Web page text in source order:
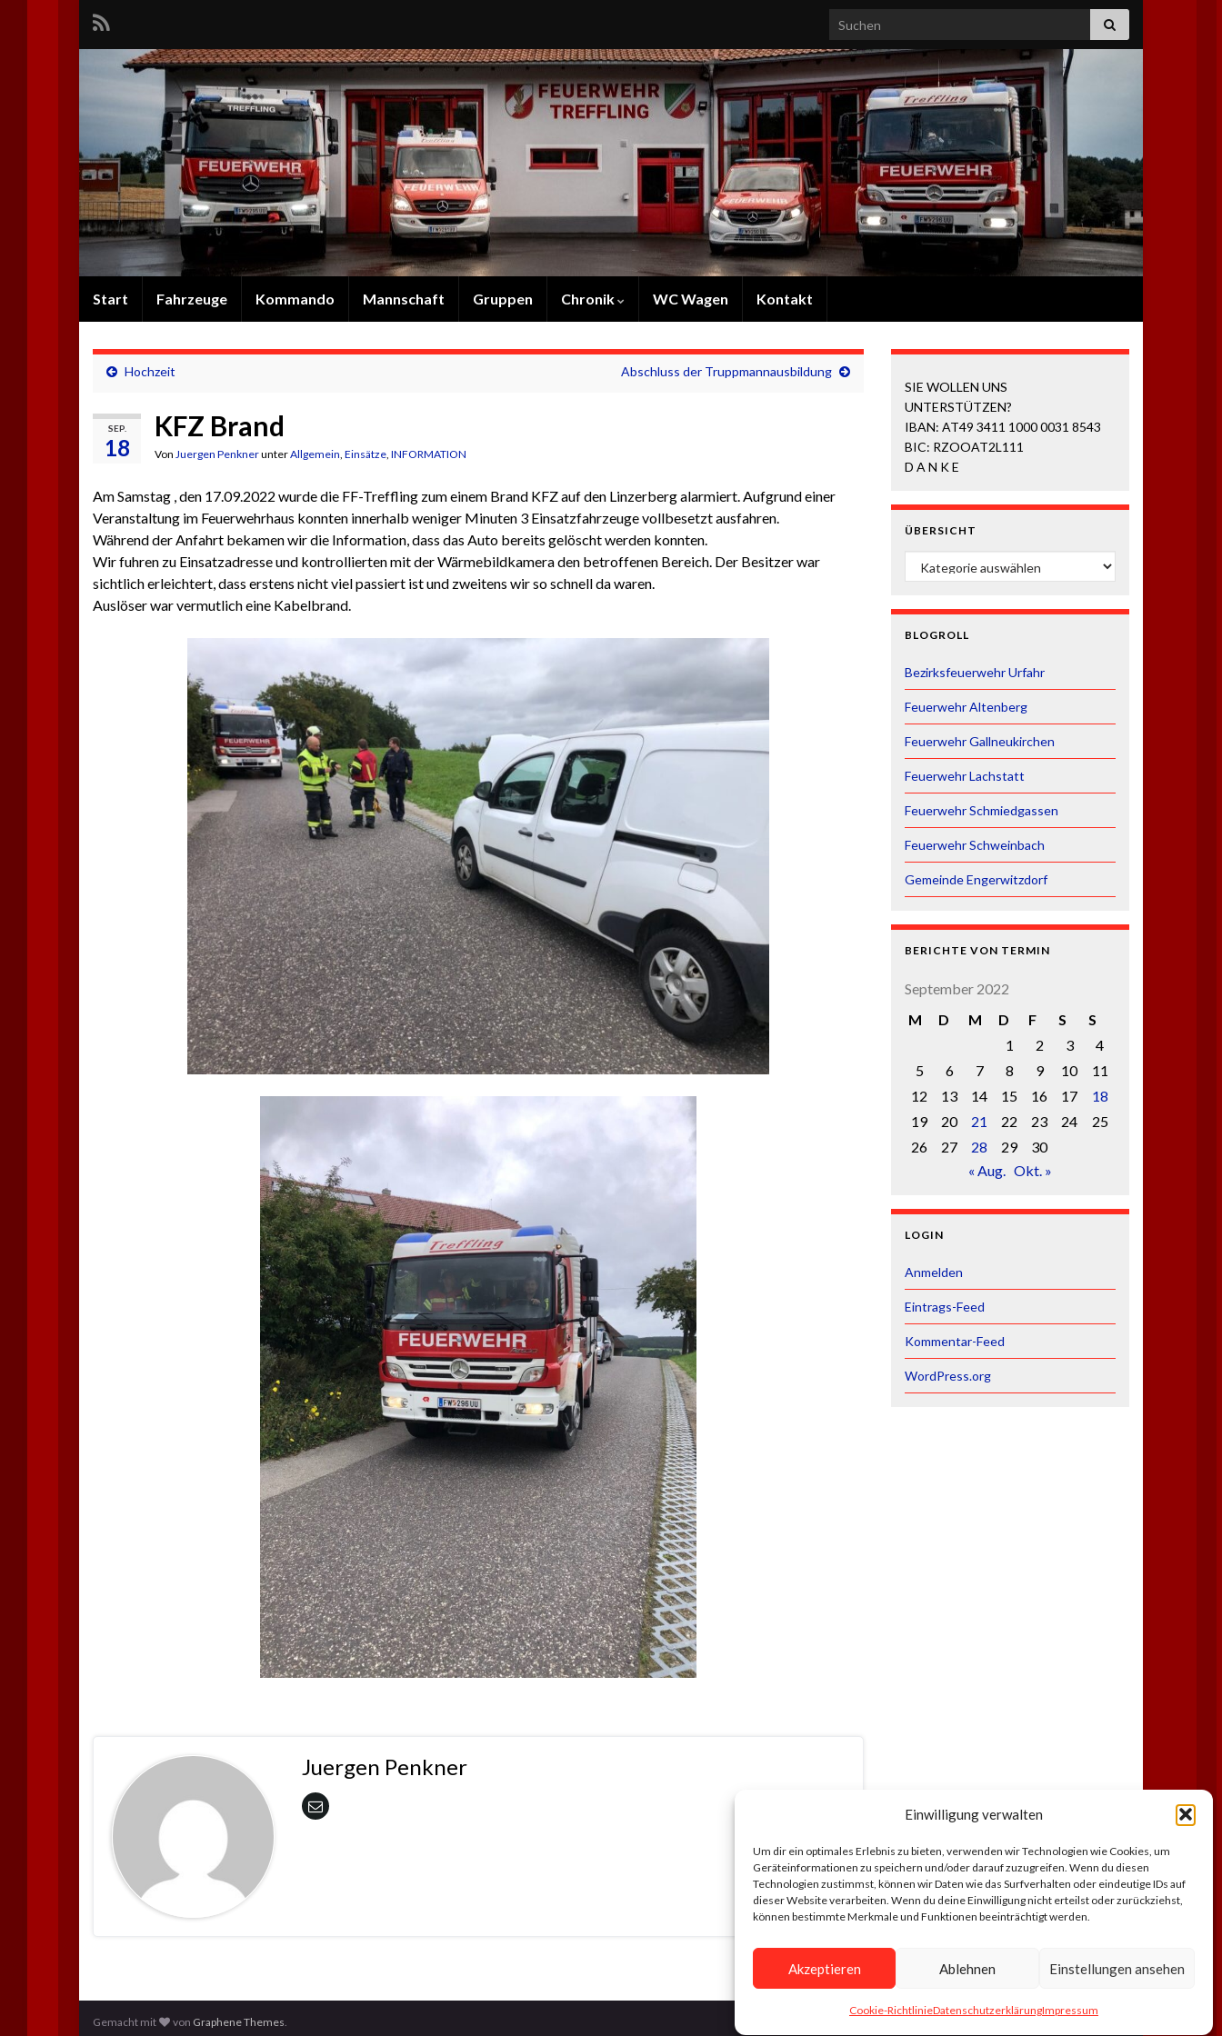
Einwilligung verwalten
Um dir ein optimales Erlebnis zu bieten, verwenden wir Technologien wie Cookies, um
Geräteinformationen zu speichern und/oder darauf zuzugreifen. Wenn du diesen
Technologien zustimmst, können wir Daten wie das Surfverhalten oder eindeutige IDs auf
dieser Website verarbeiten. Wenn du deine Einwilligung nicht erteilst oder zurückziehst,
können bestimmte Merkmale und Funktionen beeinträchtigt werden.
Akzeptieren Ablehnen Einstellungen ansehen
Cookie-RichtlinieDatenschutzerklärungImpressum
Search for:
Start Fahrzeuge Kommando Mannschaft Gruppen Chronik WC Wagen Kontakt
Hochzeit Abschluss der Truppmannausbildung
SEP.
18
KFZ Brand
Von Juergen PenknerunterAllgemein, Einsätze, INFORMATION
Am Samstag , den 17.09.2022 wurde die FF-Treffling zum einem Brand KFZ auf den Linzerberg alarmiert. Aufgrund einer
Veranstaltung im Feuerwehrhaus konnten innerhalb weniger Minuten 3 Einsatzfahrzeuge vollbesetzt ausfahren.
Während der Anfahrt bekamen wir die Information, dass das Auto bereits gelöscht werden konnten.
Wir fuhren zu Einsatzadresse und kontrollierten mit der Wärmebildkamera den betroffenen Bereich. Der Besitzer war
sichtlich erleichtert, dass erstens nicht viel passiert ist und zweitens wir so schnell da waren.
Auslöser war vermutlich eine Kabelbrand.
Juergen Penkner
SIE WOLLEN UNS
UNTERSTÜTZEN?
IBAN: AT49 3411 1000 0031 8543
BIC: RZOOAT2L111
D A N K E
ÜBERSICHT
ÜBERSICHT
BLOGROLL
Bezirksfeuerwehr Urfahr
Feuerwehr Altenberg
Feuerwehr Gallneukirchen
Feuerwehr Lachstatt
Feuerwehr Schmiedgassen
Feuerwehr Schweinbach
Gemeinde Engerwitzdorf
BERICHTE VON TERMIN
September 2022
M
D M D F S
S
1
2 3
4
5
6 7 8 9 10
11
12
13 14 15 16 17
18
19
20 21 22 23 24
25
26
27 28 29
30
« Aug. Okt. »
LOGIN
Anmelden
Eintrags-Feed
Kommentar-Feed
WordPress.org
Gemacht mit von Graphene Themes